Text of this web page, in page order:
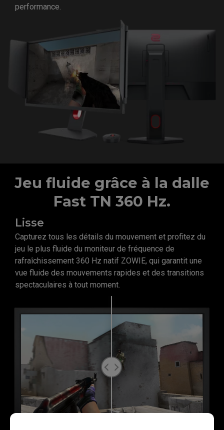
performance.
Jeu fluide grâce à la dalle
Fast TN 360 Hz.
Lisse
Capturez tous les détails du mouvement et profitez du
jeu le plus fluide du moniteur de fréquence de
rafraîchissement 360 Hz natif ZOWIE, qui garantit une
vue fluide des mouvements rapides et des transitions
spectaculaires à tout moment.